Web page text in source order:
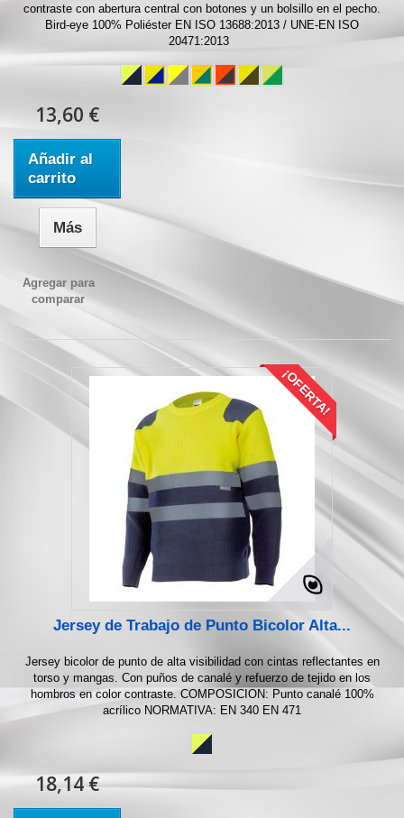
contraste con abertura central con botones y un bolsillo en el pecho.
Bird-eye 100% Poliéster EN ISO 13688:2013 / UNE-EN ISO
20471:2013
13,60 €
Añadir al
carrito
Más
Agregar para
comparar
¡OFERTA!
Jersey de Trabajo de Punto Bicolor Alta...
Jersey bicolor de punto de alta visibilidad con cintas reflectantes en
torso y mangas. Con puños de canalé y refuerzo de tejido en los
hombros en color contraste. COMPOSICION: Punto canalé 100%
acrílico NORMATIVA: EN 340 EN 471
18,14 €